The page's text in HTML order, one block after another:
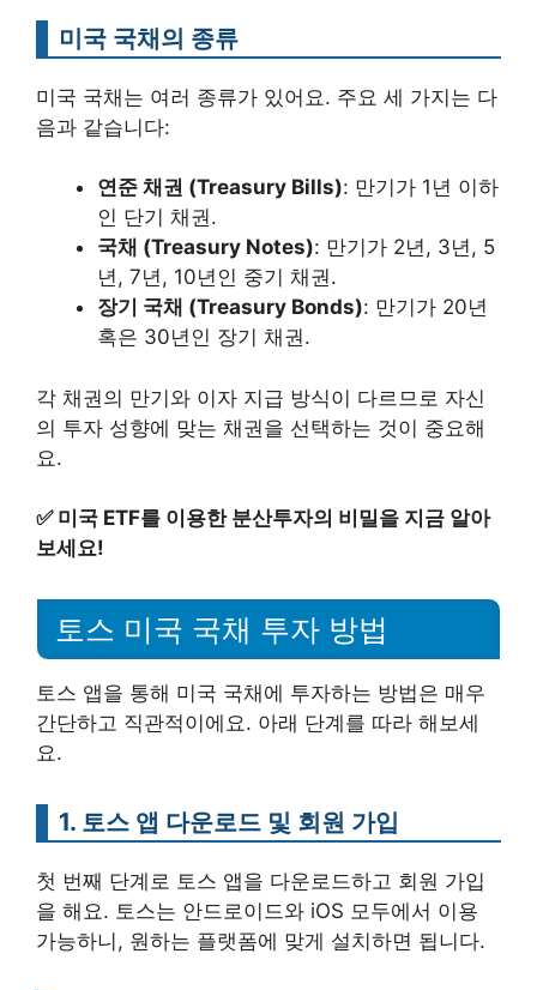
미국 국채의 종류
미국 국채는 여러 종류가 있어요. 주요 세 가지는 다
음과 같습니다:
연준 채권 (Treasury Bills): 만기가 1년 이하
인 단기 채권.
국채 (Treasury Notes): 만기가 2년, 3년, 5
년, 7년, 10년인 중기 채권.
장기 국채 (Treasury Bonds): 만기가 20년
혹은 30년인 장기 채권.
각 채권의 만기와 이자 지급 방식이 다르므로 자신
의 투자 성향에 맞는 채권을 선택하는 것이 중요해
요.
✅ 미국 ETF를 이용한 분산투자의 비밀을 지금 알아
보세요!
토스 미국 국채 투자 방법
토스 앱을 통해 미국 국채에 투자하는 방법은 매우
간단하고 직관적이에요. 아래 단계를 따라 해보세
요.
1. 토스 앱 다운로드 및 회원 가입
첫 번째 단계로 토스 앱을 다운로드하고 회원 가입
을 해요. 토스는 안드로이드와 iOS 모두에서 이용
가능하니, 원하는 플랫폼에 맞게 설치하면 됩니다.